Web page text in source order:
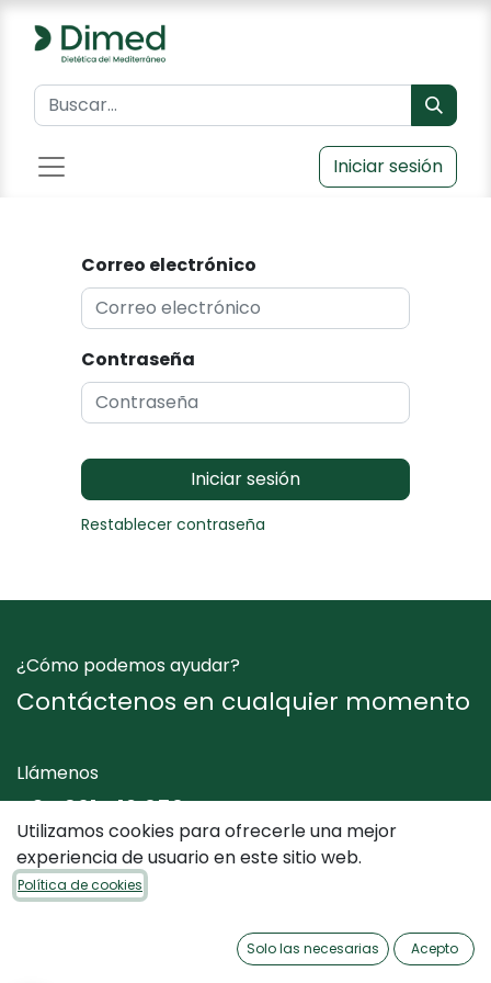
Iniciar sesión
Correo electrónico
Contraseña
Iniciar sesión
Restablecer contraseña
¿Cómo podemos ayudar?
Contáctenos en cualquier momento
Llámenos
+34 961 412 050
Envíenos un mensaje
Utilizamos cookies para ofrecerle una mejor
experiencia de usuario en este sitio web.
Política de cookies
Solo las necesarias Acepto